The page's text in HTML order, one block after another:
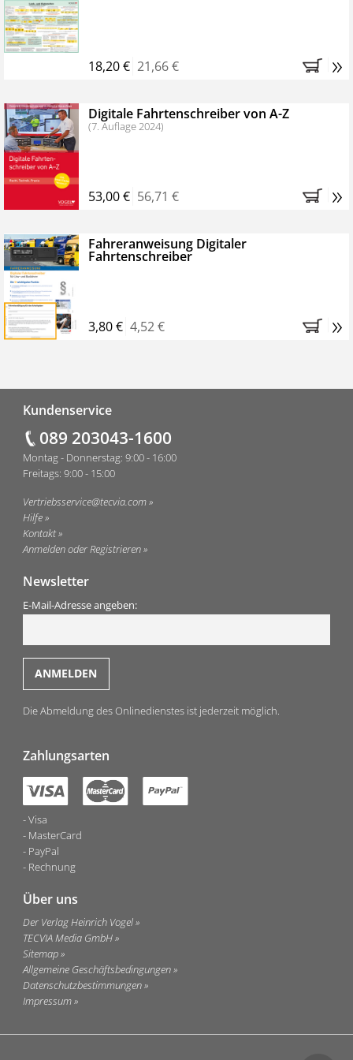
Bestellen Sie jetzt das VerkehrsRundschau Profipaket im
Kennenlern-Abo für zwei Monate (inkl. der derzeitig
Monaten brauchen Sie nichts weiter tun, das
Abonnement endet automatisch, es entstehen keine
weiteren Verpflichtungen.
18,20 € 21,66 € »
Digitale Fahrtenschreiber von A-Z
(7. Auflage 2024)
53,00 € 56,71 € »
Fahreranweisung Digitaler
Fahrtenschreiber
3,80 € 4,52 € »
Kundenservice
089 203043-1600
Montag - Donnerstag: 9:00 - 16:00
Freitags: 9:00 - 15:00
Vertriebsservice@tecvia.com
Hilfe
Kontakt
Anmelden oder Registrieren
Newsletter
E-Mail-Adresse angeben:
Die Abmeldung des Onlinedienstes ist jederzeit möglich.
Zahlungsarten
Visa
MasterCard
PayPal
Rechnung
Über uns
Der Verlag Heinrich Vogel
TECVIA Media GmbH
Sitemap
Allgemeine Geschäftsbedingungen
Datenschutzbestimmungen
Impressum